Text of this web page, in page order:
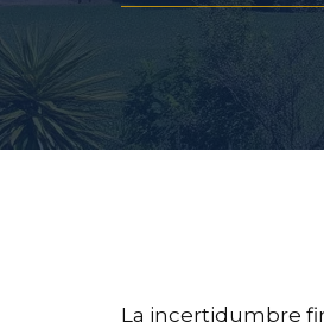
La incertidumbre